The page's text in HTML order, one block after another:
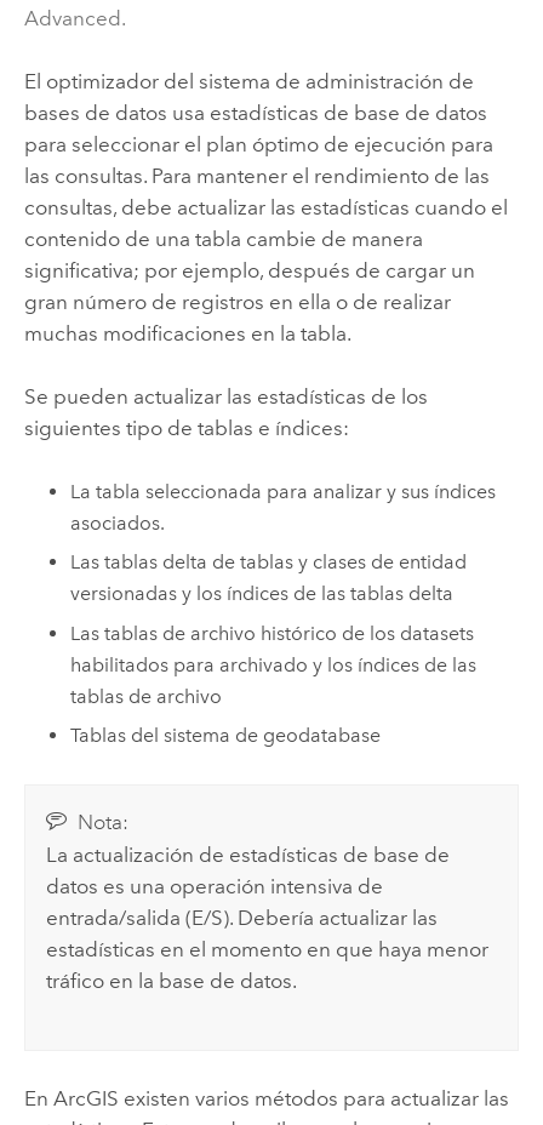
Advanced.
El optimizador del sistema de administración de
bases de datos usa estadísticas de base de datos
para seleccionar el plan óptimo de ejecución para
las consultas. Para mantener el rendimiento de las
consultas, debe actualizar las estadísticas cuando el
contenido de una tabla cambie de manera
significativa; por ejemplo, después de cargar un
gran número de registros en ella o de realizar
muchas modificaciones en la tabla.
Se pueden actualizar las estadísticas de los
siguientes tipo de tablas e índices:
La tabla seleccionada para analizar y sus índices
asociados.
Las tablas delta de tablas y clases de entidad
versionadas y los índices de las tablas delta
Las tablas de archivo histórico de los datasets
habilitados para archivado y los índices de las
tablas de archivo
Tablas del sistema de geodatabase
Nota:
La actualización de estadísticas de base de
datos es una operación intensiva de
entrada/salida (E/S). Debería actualizar las
estadísticas en el momento en que haya menor
tráfico en la base de datos.
En ArcGIS existen varios métodos para actualizar las